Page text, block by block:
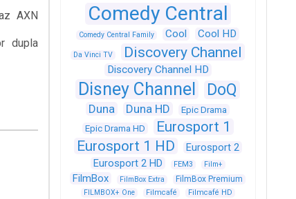
AXN
dupla
Comedy Central
Comedy Central Family Cool Cool HD
Da Vinci TV Discovery Channel
Discovery Channel HD
Disney Channel DoQ
Duna Duna HD
Epic Drama
Epic Drama HD
Eurosport 1
Eurosport 1 HD
Eurosport 2
Eurosport 2 HD
FEM3 Film+
FilmBox FilmBox Extra FilmBox Premium
FILMBOX+ One Filmcafé Filmcafé HD